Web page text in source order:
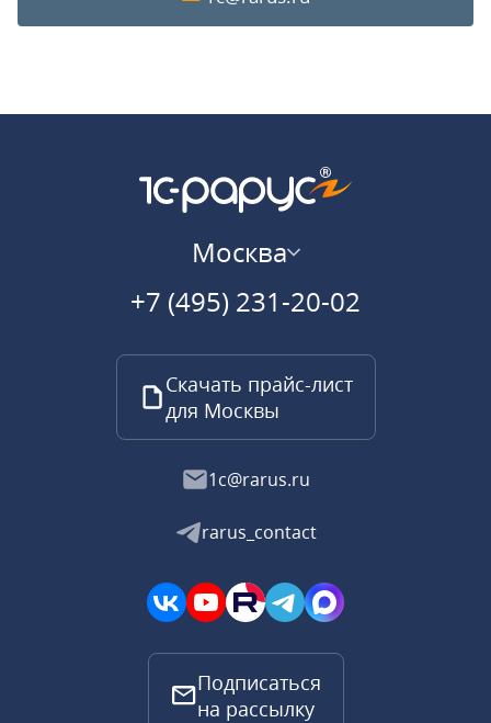
Москва
+7 (495) 231-20-02
Скачать прайс-лист
для Москвы
1c@rarus.ru
rarus_contact
Подписаться
на рассылку